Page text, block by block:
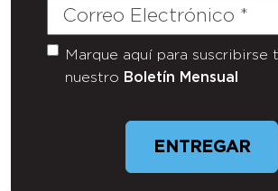
Correo
Untitled
Marque aquí para suscribirse
nuestro Boletín Mensual